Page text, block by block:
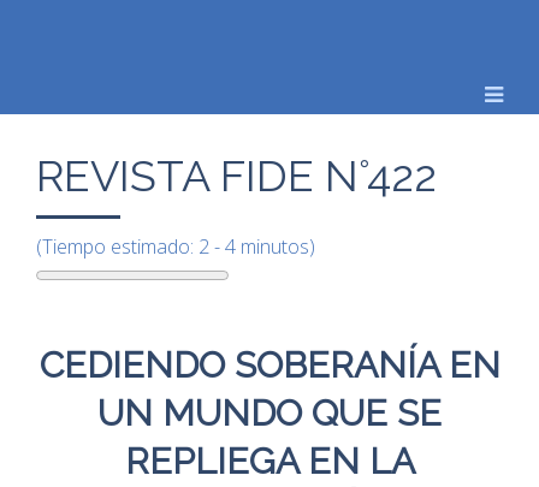
REVISTA FIDE N°422
(Tiempo estimado: 2 - 4 minutos)
CEDIENDO SOBERANÍA EN
UN MUNDO QUE SE
REPLIEGA EN LA